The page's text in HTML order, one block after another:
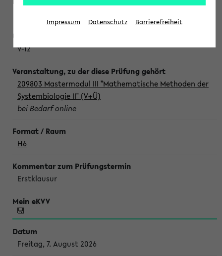
9-12
209803 Mastermodul III "Mathematische Methoden der
Systembiologie II" (V+Ü)
bei Bedarf online
H6
Erstklausur
Freitag, 7. August 2026
Impressum Datenschutz Barrierefreiheit